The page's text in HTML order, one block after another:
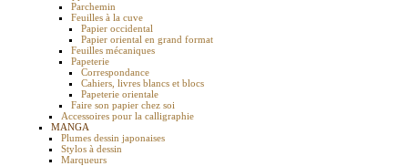
Parchemin
Feuilles à la cuve
Papier occidental
Papier oriental en grand format
Feuilles mécaniques
Papeterie
Correspondance
Cahiers, livres blancs et blocs
Papeterie orientale
Faire son papier chez soi
Accessoires pour la calligraphie
MANGA
Plumes dessin japonaises
Stylos à dessin
Marqueurs